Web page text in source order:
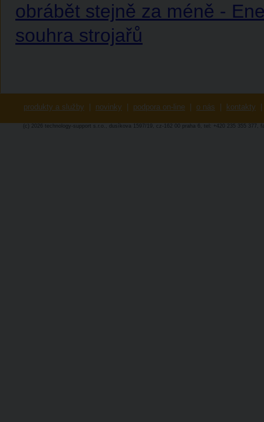
obrábět stejně za méně -
souhra strojařů
produkty a služby novinky podpora on-line o nás kontakty
(c) 2026 technology-support s.r.o., dusíkova 1597/19, cz-162 00 praha 6, tel: +420 235 355 377,